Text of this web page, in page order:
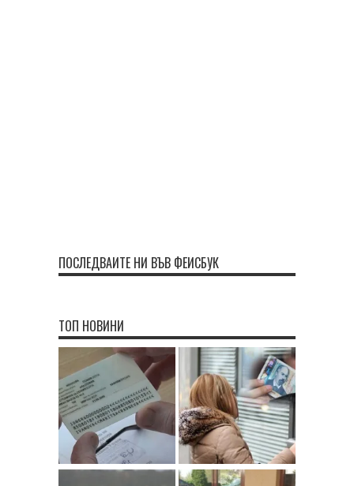
ПОСЛЕДВАЙТЕ НИ ВЪВ ФЕЙСБУК
ТОП НОВИНИ